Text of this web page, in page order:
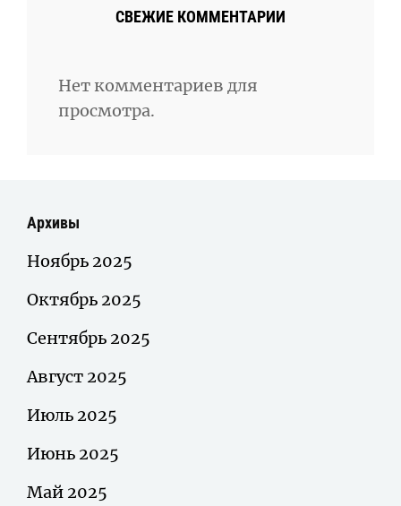
СВЕЖИЕ КОММЕНТАРИИ
Нет комментариев для
просмотра.
Архивы
Ноябрь 2025
Октябрь 2025
Сентябрь 2025
Август 2025
Июль 2025
Июнь 2025
Май 2025